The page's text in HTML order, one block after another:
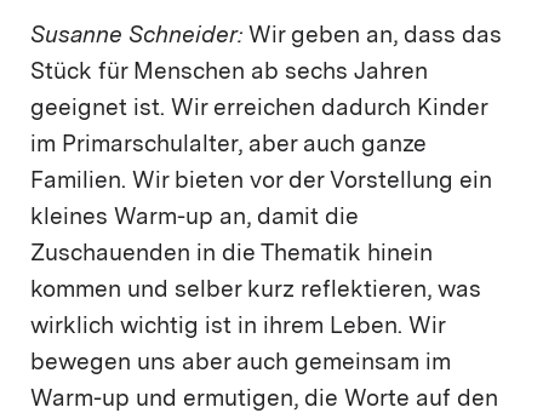
Susanne Schneider: Wir geben an, dass das
Stück für Menschen ab sechs Jahren
geeignet ist. Wir erreichen dadurch Kinder
im Primarschulalter, aber auch ganze
Familien. Wir bieten vor der Vorstellung ein
kleines Warm-up an, damit die
Zuschauenden in die Thematik hinein
kommen und selber kurz reflektieren, was
wirklich wichtig ist in ihrem Leben. Wir
bewegen uns aber auch gemeinsam im
Warm-up und ermutigen, die Worte auf den